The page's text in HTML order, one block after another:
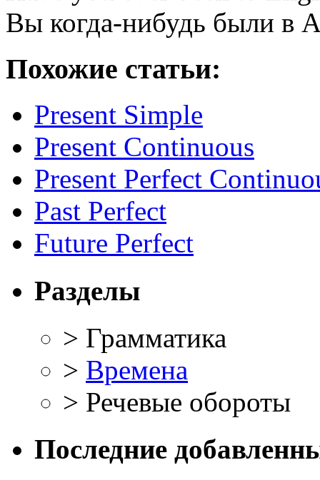
Вы когда-нибудь были в
Похожие статьи:
Present Simple
Present Continuous
Present Perfect
Past Perfect
Future Perfect
Разделы
> Грамматика
> Времена
> Речевые обороты
Последние